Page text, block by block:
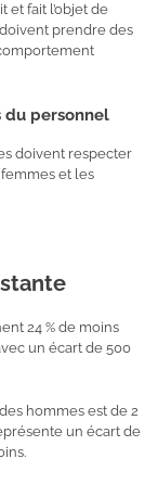
et fait l’objet de
prendre des
du personnel
doivent respecter
et les
24 % de moins
un écart de 500
hommes est de 2
un écart de